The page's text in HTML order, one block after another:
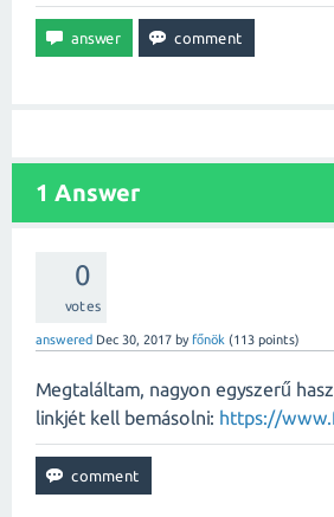
1 Answer
0
votes
answered Dec 30, 2017 byfőnök (113 points)
Megtaláltam, nagyon egyszerű
linkjét kell bemásolni: https://